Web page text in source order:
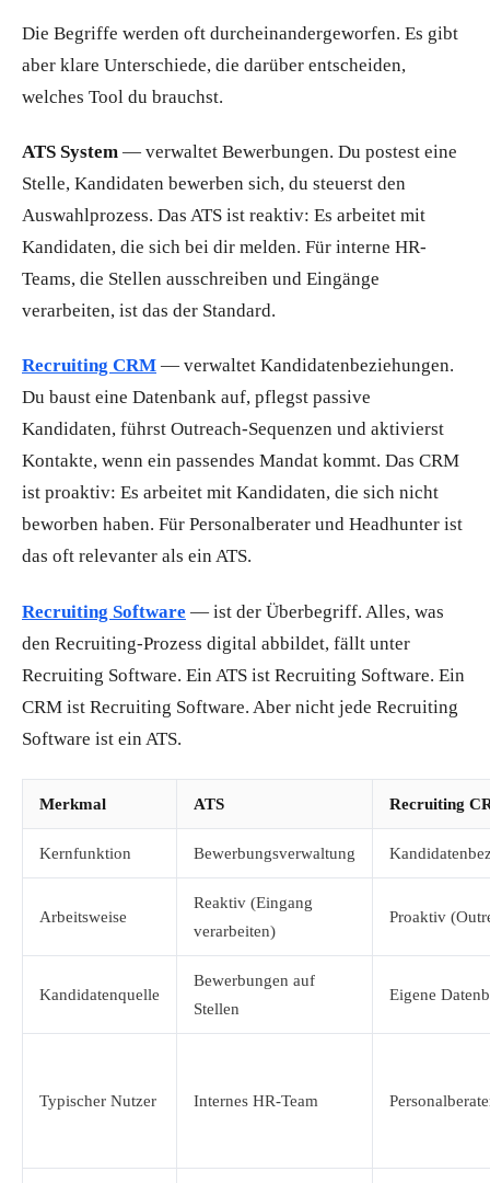
Die Begriffe werden oft durcheinandergeworfen. Es gibt
aber klare Unterschiede, die darüber entscheiden,
welches Tool du brauchst.
ATS System — verwaltet Bewerbungen. Du postest eine
Stelle, Kandidaten bewerben sich, du steuerst den
Auswahlprozess. Das ATS ist reaktiv: Es arbeitet mit
Kandidaten, die sich bei dir melden. Für interne HR-
Teams, die Stellen ausschreiben und Eingänge
verarbeiten, ist das der Standard.
Recruiting CRM — verwaltet Kandidatenbeziehungen.
Du baust eine Datenbank auf, pflegst passive
Kandidaten, führst Outreach-Sequenzen und aktivierst
Kontakte, wenn ein passendes Mandat kommt. Das CRM
ist proaktiv: Es arbeitet mit Kandidaten, die sich nicht
beworben haben. Für Personalberater und Headhunter ist
das oft relevanter als ein ATS.
Recruiting Software — ist der Überbegriff. Alles, was
den Recruiting-Prozess digital abbildet, fällt unter
Recruiting Software. Ein ATS ist Recruiting Software. Ein
CRM ist Recruiting Software. Aber nicht jede Recruiting
Software ist ein ATS.
Merkmal ATS Recruiting
Kernfunktion Bewerbungsverwaltung
Arbeitsweise
Reaktiv (Eingang
verarbeiten)
Proaktiv
Kandidatenquelle
Bewerbungen auf
Stellen
Eigene
Typischer Nutzer Internes HR-Team